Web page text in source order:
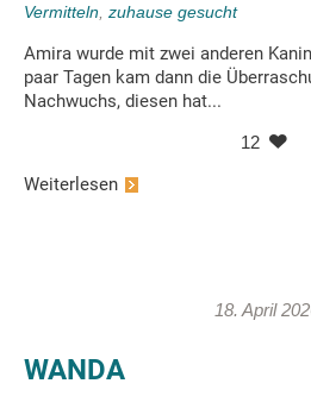
Vermitteln, zuhause gesucht
Amira wurde mit zwei anderen
paar Tagen kam dann die
Nachwuchs, diesen hat...
12
Weiterlesen
18. April
WANDA